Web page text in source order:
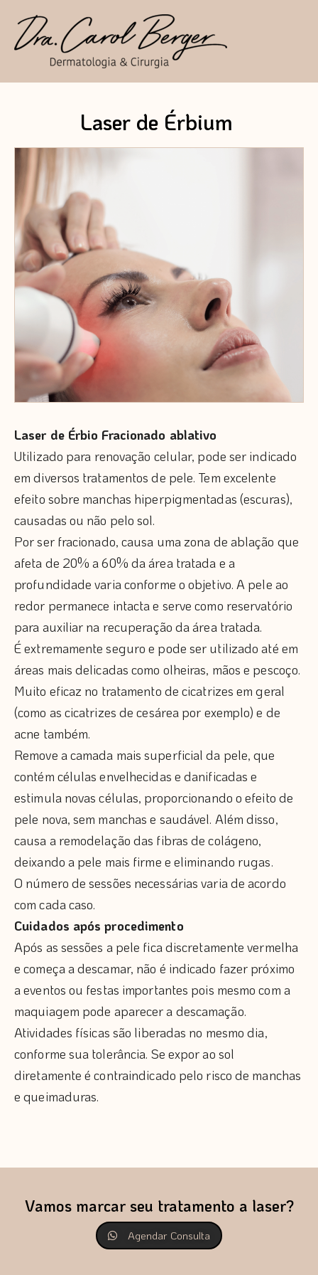
Laser de Érbium
Laser de Érbio Fracionado ablativo
Utilizado para renovação celular, pode ser indicado
em diversos tratamentos de pele. Tem excelente
efeito sobre manchas hiperpigmentadas (escuras),
causadas ou não pelo sol.
Por ser fracionado, causa uma zona de ablação que
afeta de 20% a 60% da área tratada e a
profundidade varia conforme o objetivo. A pele ao
redor permanece intacta e serve como reservatório
para auxiliar na recuperação da área tratada.
É extremamente seguro e pode ser utilizado até em
áreas mais delicadas como olheiras, mãos e pescoço.
Muito eficaz no tratamento de cicatrizes em geral
(como as cicatrizes de cesárea por exemplo) e de
acne também.
Remove a camada mais superficial da pele, que
contém células envelhecidas e danificadas e
estimula novas células, proporcionando o efeito de
pele nova, sem manchas e saudável. Além disso,
causa a remodelação das fibras de colágeno,
deixando a pele mais firme e eliminando rugas.
O número de sessões necessárias varia de acordo
com cada caso.
Cuidados após procedimento
Após as sessões a pele fica discretamente vermelha
e começa a descamar, não é indicado fazer próximo
a eventos ou festas importantes pois mesmo com a
maquiagem pode aparecer a descamação.
Atividades físicas são liberadas no mesmo dia,
conforme sua tolerância. Se expor ao sol
diretamente é contraindicado pelo risco de manchas
e queimaduras.
Vamos marcar seu tratamento a laser?
Agendar Consulta